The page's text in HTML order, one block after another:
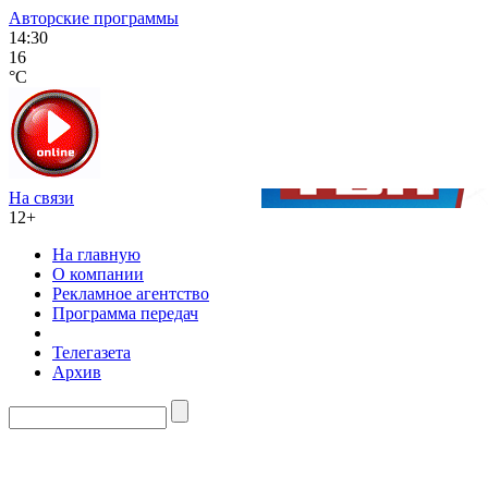
Авторские программы
14:30
16
°C
На связи
12+
На главную
О компании
Рекламное агентство
Программа передач
Телегазета
Архив